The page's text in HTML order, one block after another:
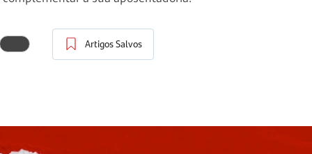
Artigos Salvos